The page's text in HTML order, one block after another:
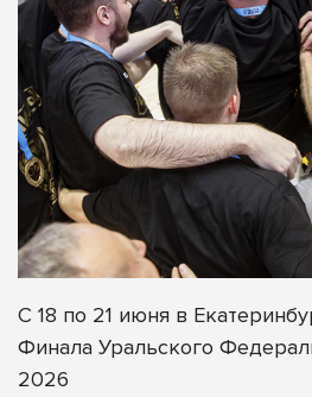
С 18 по 21 июня в
Финала Уральского
2026